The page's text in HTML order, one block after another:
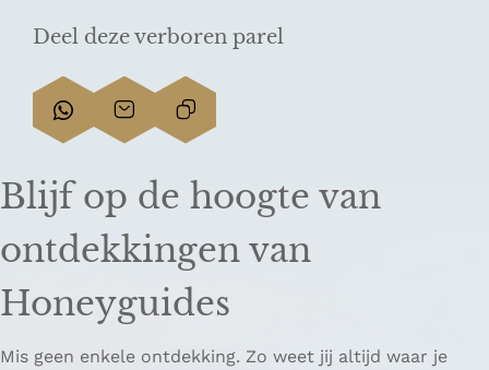
Deel deze verboren parel
D
e
l
e
e
a
D
e
l
e
e
p
a
L
i
o
p
i
r
Blijf op de hoogte van
ontdekkingen van
Honeyguides
Mis geen enkele ontdekking. Zo weet jij altijd waar je